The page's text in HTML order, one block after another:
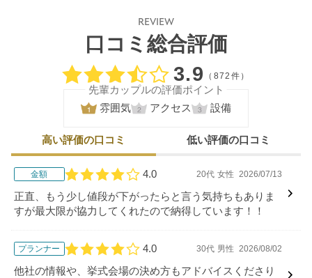
REVIEW
口コミ総合評価
口コミ評価
3.9 （872件）
先輩カップルの評価ポイント
雰囲気
アクセス 設備
高い評価の口コミ 低い評価の口コミ
金額
口コミ評価
4.0 20代 女性 2026/07/13
正直、もう少し値段が下がったらと言う気持ちもありま
すが最大限が協力してくれたので納得しています！！
プランナー
口コミ評価
4.0 30代 男性 2026/08/02
他社の情報や、挙式会場の決め方もアドバイスくださり